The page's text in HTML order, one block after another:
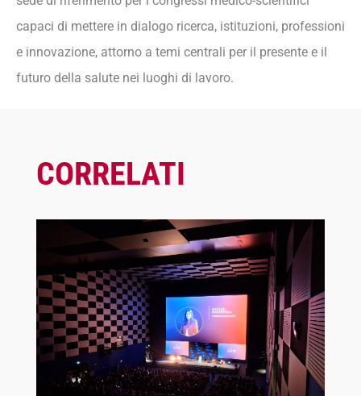
capaci di mettere in dialogo ricerca, istituzioni, professioni
e innovazione, attorno a temi centrali per il presente e il
futuro della salute nei luoghi di lavoro.
CORRELATI